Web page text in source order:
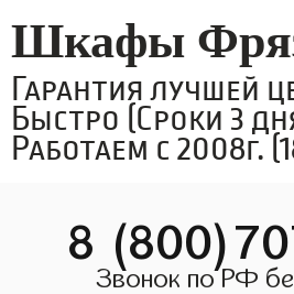
Шкафы
Гарантия лучшей
Быстро (Сроки 3
Работаем с 2008г.
8
Звонок по РФ